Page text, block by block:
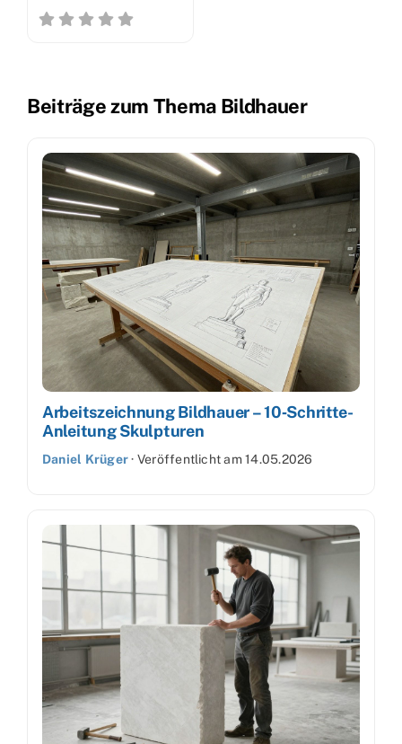
Beiträge zum Thema Bildhauer
Arbeitszeichnung Bildhauer – 10‑Schritte-
Anleitung Skulpturen
Daniel Krüger· Veröffentlicht am14.05.2026